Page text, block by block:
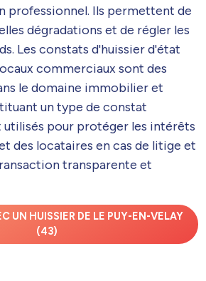
professionnel. Ils permettent de
dégradations et de régler les
Les constats d'huissier d'état
commerciaux sont des
le domaine immobilier et
un type de constat
utilisés pour protéger les intérêts
des locataires en cas de litige et
transparente et
UN HUISSIER DE LE PUY-EN-VELAY
(43)